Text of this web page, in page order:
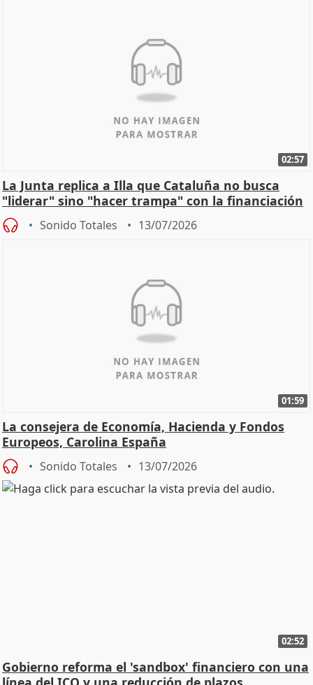
02:57
La Junta replica a Illa que Cataluña no busca
"liderar" sino "hacer trampa" con la financiación
Sonido Totales 13/07/2026
01:59
La consejera de Economía, Hacienda y Fondos
Europeos, Carolina España
Sonido Totales 13/07/2026
02:52
Gobierno reforma el 'sandbox' financiero con una